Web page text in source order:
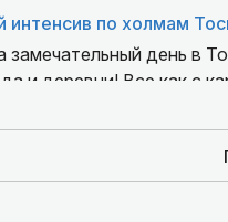
интенсив по холмам
день в
и деревни! Все как с